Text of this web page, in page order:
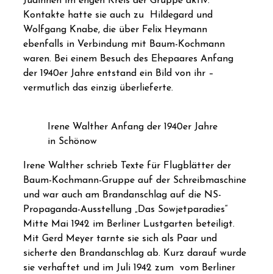
Kontakte hatte sie auch zu
Hildegard und
Wolfgang Knabe, die über Felix Heymann
ebenfalls in Verbindung mit Baum-Kochmann
waren. Bei einem Besuch des Ehepaares Anfang
der 1940er Jahre entstand ein Bild von ihr –
vermutlich das einzig überlieferte.
Irene Walther Anfang der 1940er Jahre
in Schönow
Irene Walther schrieb Texte für Flugblätter der
Baum-Kochmann-Gruppe auf der Schreibmaschine
und war auch am Brandanschlag auf die NS-
Propaganda-Ausstellung „Das Sowjetparadies“
Mitte Mai 1942 im Berliner Lustgarten beteiligt.
Mit Gerd Meyer tarnte sie sich als Paar und
sicherte den Brandanschlag ab. Kurz darauf wurde
sie verhaftet und im Juli 1942 zum
vom Berliner